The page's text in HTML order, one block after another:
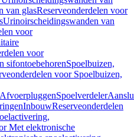
van glasReserveonderdelen voor
Urinoirscheidingswanden van
voor
voor
sifontoebehorenSpoelbuizen,
voor Spoelbuizen,
AfvoerpluggenSpoelverdeler
InbouwReserveonderdelen
Met elektronische